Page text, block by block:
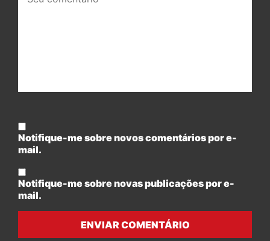
Notifique-me sobre novos comentários por e-
mail.
Notifique-me sobre novas publicações por e-
mail.
ENVIAR COMENTÁRIO